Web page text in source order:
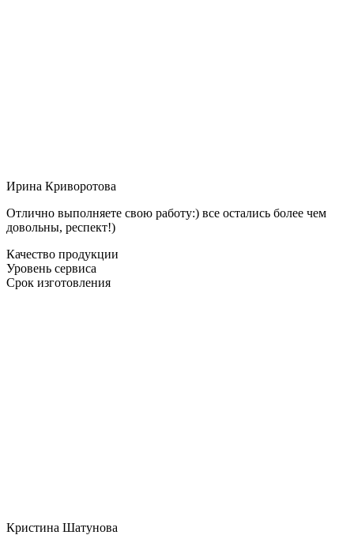
Ирина Криворотова
Отлично выполняете свою работу:) все остались более чем
довольны, респект!)
Качество продукции
Уровень сервиса
Срок изготовления
Кристина Шатунова